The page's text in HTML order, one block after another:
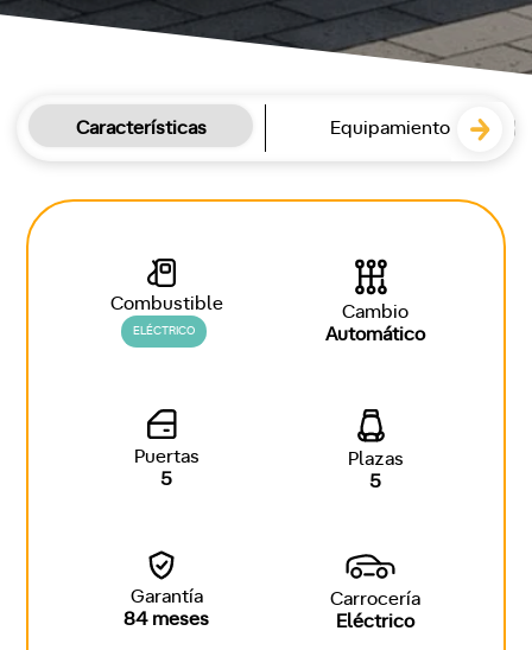
Características Equipamiento
Combustible
ELÉCTRICO
Cambio
Automático
Puertas
5
Plazas
5
Garantía
84 meses
Carrocería
Eléctrico